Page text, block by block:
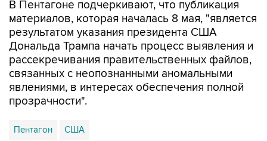
результатом указания президента США
Дональда Трампа начать процесс выявления и
рассекречивания правительственных файлов,
связанных с неопознанными аномальными
явлениями, в интересах обеспечения полной
прозрачности".
Пентагон США